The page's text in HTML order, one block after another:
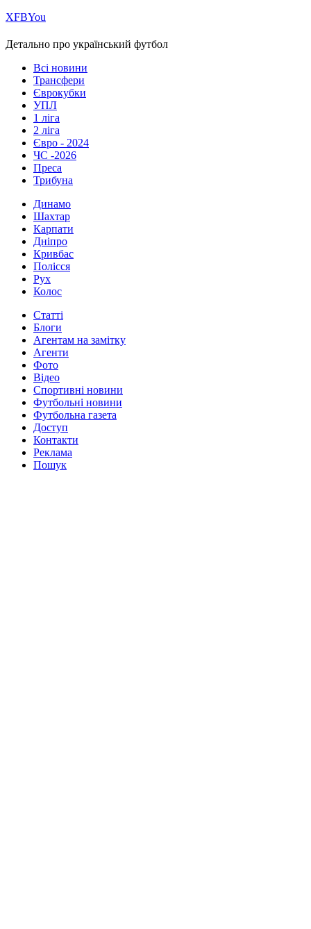
ХFBYou
Детально про український футбол
Всі новини
Трансфери
Єврокубки
УПЛ
1 ліга
2 ліга
Євро - 2024
ЧС -2026
Преса
Трибуна
Динамо
Шахтар
Карпати
Дніпро
Кривбас
Полісся
Рух
Колос
Статті
Блоги
Агентам на замітку
Агенти
Фото
Відео
Спортивні новини
Футбольні новини
Футбольна газета
Доступ
Контакти
Реклама
Пошук